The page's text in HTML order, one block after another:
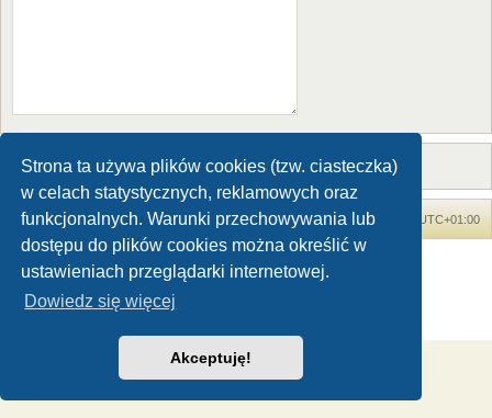
Strona ta używa plików cookies (tzw. ciasteczka)
w celach statystycznych, reklamowych oraz
funkcjonalnych. Warunki przechowywania lub
dostępu do plików cookies można określić w
ustawieniach przeglądarki internetowej.
Dowiedz się więcej
Akceptuję!
Forum Dinozaury.com Strona główna Strefa czasowa UTC+01:00
Technologię dostarczaphpBB® Forum Software © phpBB Limited
Polski pakiet językowy dostarcza